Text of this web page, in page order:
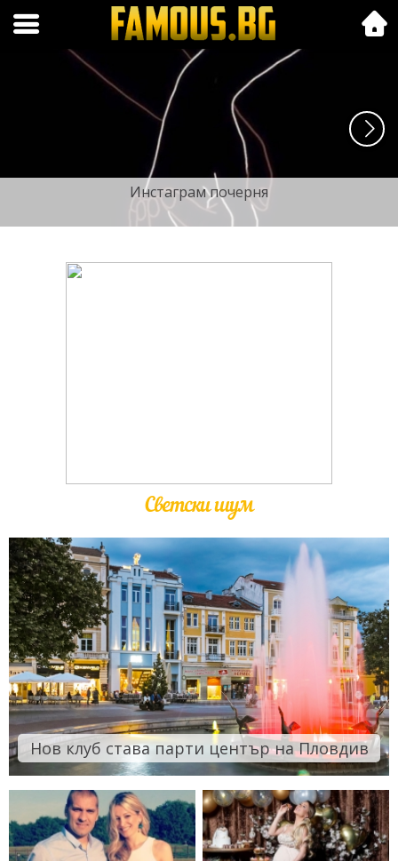
Folk.bg
Инстаграм почерня
Светски шум
Нов клуб става парти център на Пловдив